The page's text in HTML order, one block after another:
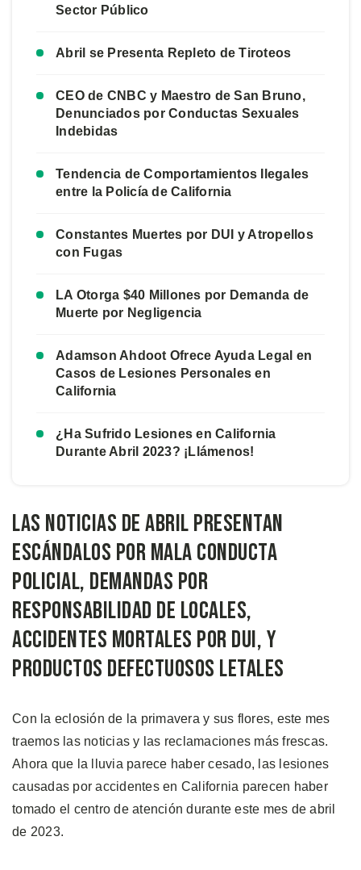
Sector Público
Abril se Presenta Repleto de Tiroteos
CEO de CNBC y Maestro de San Bruno,
Denunciados por Conductas Sexuales
Indebidas
Tendencia de Comportamientos Ilegales
entre la Policía de California
Constantes Muertes por DUI y Atropellos
con Fugas
LA Otorga $40 Millones por Demanda de
Muerte por Negligencia
Adamson Ahdoot Ofrece Ayuda Legal en
Casos de Lesiones Personales en
California
¿Ha Sufrido Lesiones en California
Durante Abril 2023? ¡Llámenos!
Las Noticias de Abril Presentan
Escándalos por Mala Conducta
Policial, Demandas por
Responsabilidad de Locales,
Accidentes Mortales por DUI, y
Productos Defectuosos Letales
Con la eclosión de la primavera y sus flores, este mes
traemos las noticias y las reclamaciones más frescas.
Ahora que la lluvia parece haber cesado, las lesiones
causadas por accidentes en California parecen haber
tomado el centro de atención durante este mes de abril
de 2023.